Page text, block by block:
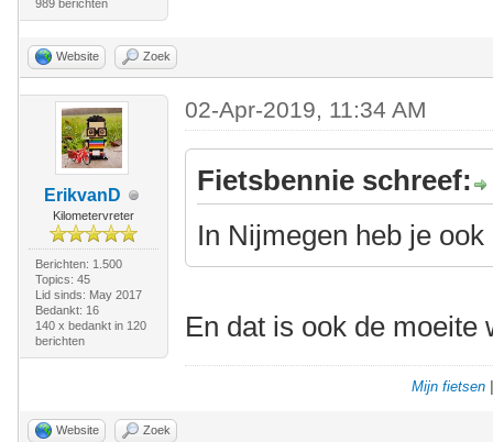
989 berichten
Website Zoek
ErikvanD
Kilometervreter
Berichten: 1.500
Topics: 45
Lid sinds: May 2017
Bedankt: 16
140 x bedankt in 120
berichten
02-Apr-2019, 11:34 AM
Fietsbennie schreef:
In Nijmegen heb je
En dat is ook de moeite
Mijn fietsen
Website Zoek